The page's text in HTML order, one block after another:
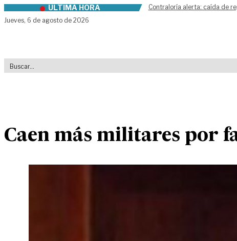
Skip to contentÚLTIMA HORA
Contraloría alerta: caída de
Jueves, 6 de agosto de 2026
Caen más militares por